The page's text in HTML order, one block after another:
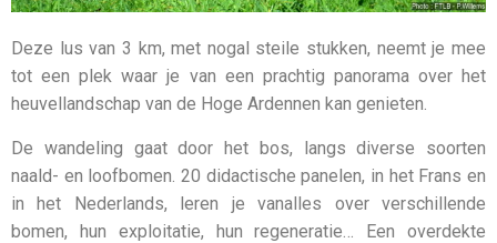
Deze lus van 3 km, met nogal steile stukken, neemt je mee
tot een plek waar je van een prachtig panorama over het
heuvellandschap van de Hoge Ardennen kan genieten.
De wandeling gaat door het bos, langs diverse soorten
naald- en loofbomen. 20 didactische panelen, in het Frans en
in het Nederlands, leren je vanalles over verschillende
bomen, hun exploitatie, hun regeneratie… Een overdekte